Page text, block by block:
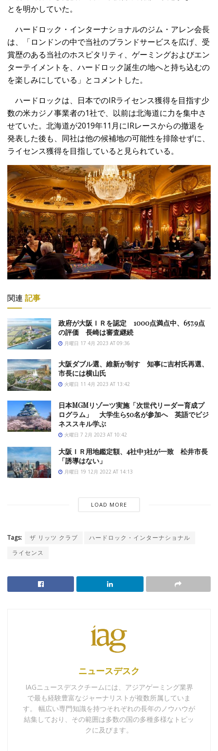
とを明かしていた。
ハードロック・インターナショナルのジム・アレン会長
は、「ロンドンの中で当社のブランドサービスを広げ、受
賞歴のある当社のホスピタリティ、ゲーミングおよびエン
ターテイメントを、ハードロック誕生の地へと持ち込むの
を楽しみにしている」とコメントした。
ハードロックは、日本でのIRライセンス獲得を目指す少
数の米カジノ事業者の1社で、以前は北海道に力を集中さ
せていた。北海道が2019年11月にIRレースからの撤退を
発表した後も、同社は他の候補地の可能性を排除せずに、
ライセンス獲得を目指していると見られている。
関連 記事
政府が大阪ＩＲを認定 1000点満点中、657.9点
の評価 長崎は審査継続
月曜日 17 4月 2023 AT 09:36
大阪ダブル選、維新が制す 知事に吉村氏再選、
市長には横山氏
火曜日 11 4月 2023 AT 13:42
日本MGMリゾーツ実施「次世代リーダー育成プ
ログラム」 大学生ら50名が参加へ 英語でビジ
ネススキル学ぶ
火曜日 7 2月 2023 AT 10:42
大阪ＩＲ用地鑑定額、4社中3社が一致 松井市長
「誘導はない」
月曜日 19 12月 2022 AT 14:13
LOAD MORE
Tags: ザ リッツ クラブ
ハードロック・インターナショナル
ライセンス
ニュースデスク
IAGニュースデスクチームには、アジアゲーミング業界
で最も経験豊富なジャーナリストが複数所属していま
す。 幅広い専門知識を持つそれぞれの長年のノウハウが
結集しており、その範囲は多数の国の多種多様なトピッ
クに及びます。